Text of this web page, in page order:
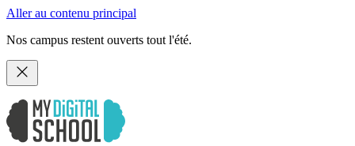
Aller au contenu principal
Nos campus restent ouverts tout l'été.